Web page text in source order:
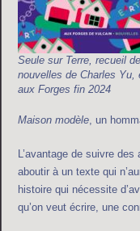
Seule sur Terre, recueil
nouvelles de Charles Yu,
aux Forges fin 2024
Maison modèle , un
L’avantage de suivre
aboutir à un texte qui
histoire qui nécessite
qu’on veut écrire, une